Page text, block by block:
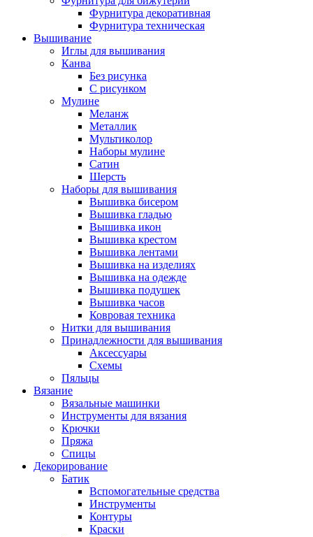
Фурнитура декоративная
Фурнитура техническая
Вышивание
Иглы для вышивания
Канва
Без рисунка
С рисунком
Мулине
Меланж
Металлик
Мультиколор
Наборы мулине
Сатин
Шерсть
Наборы для вышивания
Вышивка бисером
Вышивка гладью
Вышивка икон
Вышивка крестом
Вышивка лентами
Вышивка на изделиях
Вышивка на одежде
Вышивка подушек
Вышивка часов
Ковровая техника
Нитки для вышивания
Принадлежности для вышивания
Аксессуары
Схемы
Пяльцы
Вязание
Вязальные машинки
Инструменты для вязания
Крючки
Пряжа
Спицы
Декорирование
Батик
Вспомогательные средства
Инструменты
Контуры
Краски